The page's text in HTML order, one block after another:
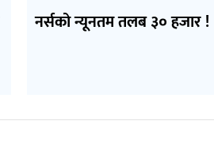
नर्सको न्यूनतम तलब ३० हजार !